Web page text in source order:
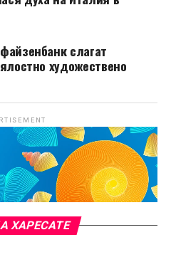
слагат
художествено
ХАРЕСАТЕ